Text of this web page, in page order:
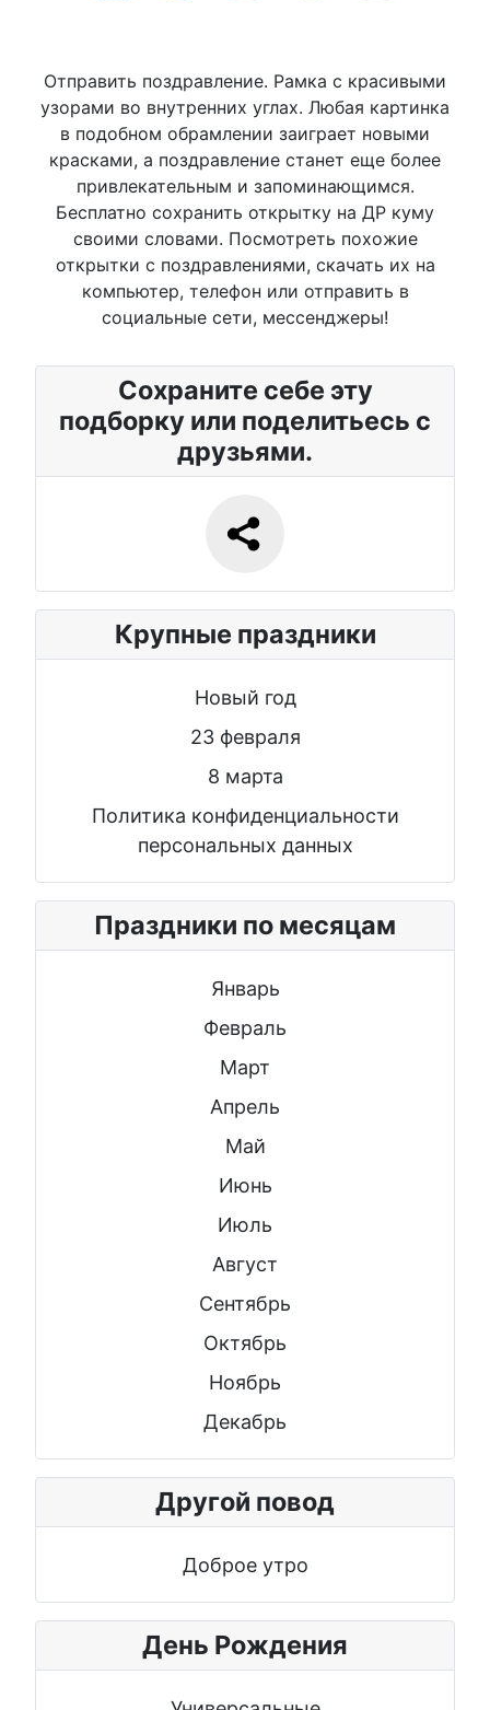
Отправить поздравление. Рамка с красивыми
узорами во внутренних углах. Любая картинка
в подобном обрамлении заиграет новыми
красками, а поздравление станет еще более
привлекательным и запоминающимся.
Бесплатно сохранить открытку на ДР куму
своими словами. Посмотреть похожие
открытки с поздравлениями, скачать их на
компьютер, телефон или отправить в
социальные сети, мессенджеры!
Сохраните себе эту
подборку или поделитьесь с
друзьями.
Крупные праздники
Новый год
23 февраля
8 марта
Политика конфиденциальности
персональных данных
Праздники по месяцам
Январь
Февраль
Март
Апрель
Май
Июнь
Июль
Август
Сентябрь
Октябрь
Ноябрь
Декабрь
Другой повод
Доброе утро
День Рождения